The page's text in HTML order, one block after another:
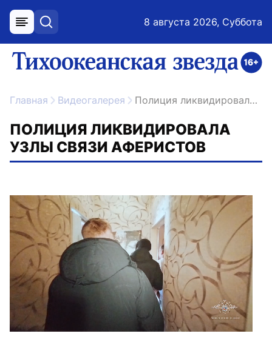
меню поиск 8 августа 2026, Суббота
ссылка на главную
Главная Видеогалерея Полиция ликвидировала узлы связи аферистов
ПОЛИЦИЯ ЛИКВИДИРОВАЛА
УЗЛЫ СВЯЗИ АФЕРИСТОВ